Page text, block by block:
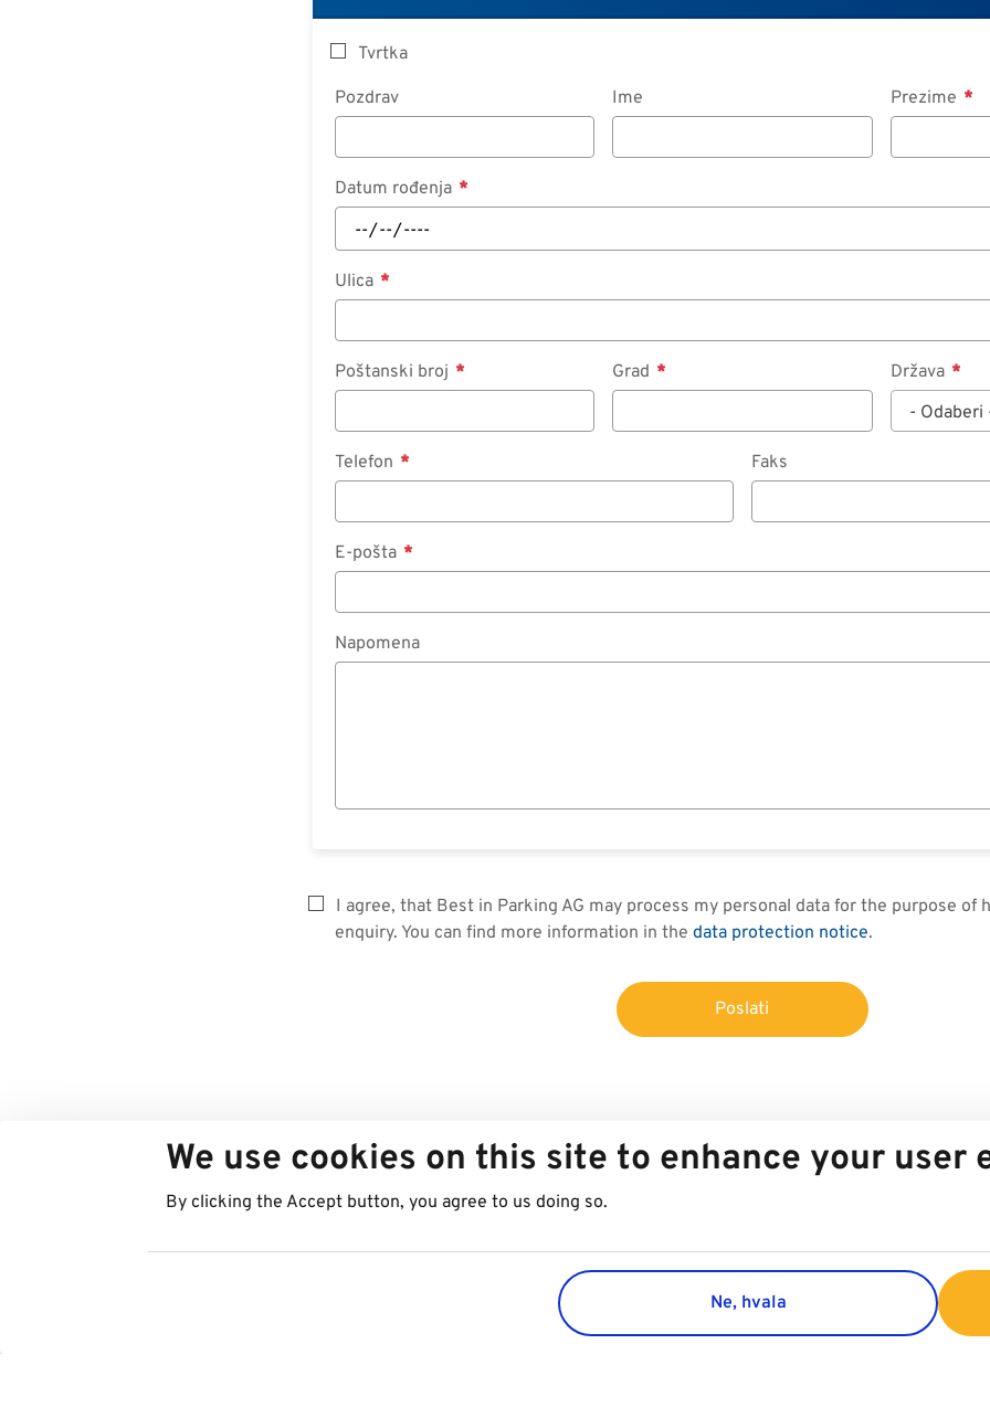
Tvrtka
Pozdrav
Ime Prezime
Datum rođenja
Ulica
Poštanski broj Grad
Država
- Odaberi
Telefon Faks
E-pošta
Napomena
I agree, that Best in Parking AG may process my personal data for the purpose of
enquiry. You can find more information in the data protection notice.
Poslati
We use cookies on this site to enhance your user
By clicking the Accept button, you agree to us doing so.
Ne, hvala